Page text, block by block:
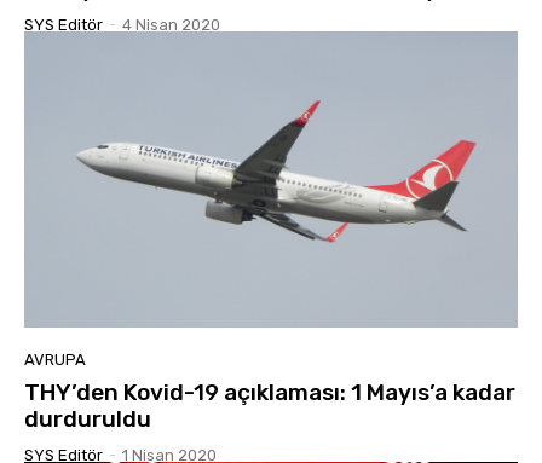
SYS Editör - 4 Nisan 2020
AVRUPA
THY’den Kovid-19 açıklaması: 1 Mayıs’a kadar
durduruldu
SYS Editör - 1 Nisan 2020